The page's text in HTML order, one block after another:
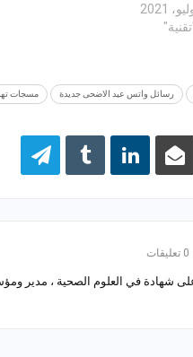
رسائل واتس عيد الاضحى جديدة مسجات
0 تعليقات
شهادة في العلوم الصحية ، مدير